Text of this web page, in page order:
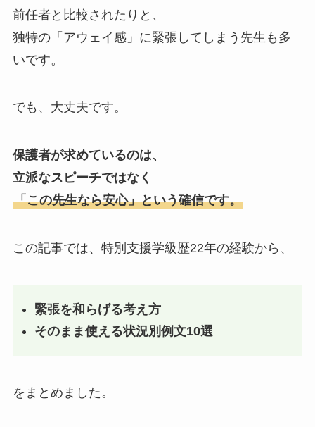
前任者と比較されたりと、
独特の「アウェイ感」に緊張してしまう先生も多
いです。
でも、大丈夫です。
保護者が求めているのは、
立派なスピーチではなく
「この先生なら安心」という確信です。
この記事では、特別支援学級歴22年の経験から、
緊張を和らげる考え方
そのまま使える状況別例文10選
をまとめました。